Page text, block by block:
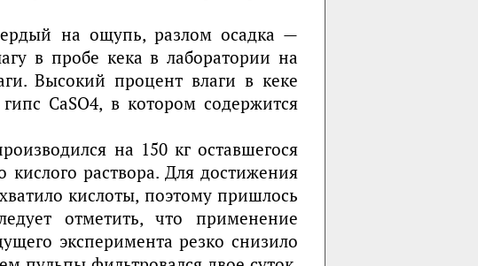
на ощупь, разлом осадка —
в пробе кека в лаборатории на
Высокий процент влаги в кеке
СаSО4, в котором содержится
на 150 кг оставшегося
раствора. Для достижения
кислоты, поэтому пришлось
отметить, что применение
эксперимента резко снизило